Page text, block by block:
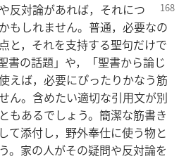
反対論があれば，それにつ
もしれません。普通，必要なの
と，それを支持する聖句だけで
書の話題」や，「聖書から論じ
えば，必要にぴったりかなう筋
ん。含めたい適切な引用文が別
もあるでしょう。簡潔な筋書き
て添付し，野外奉仕に使う物と
。家の人がその疑問や反対論を